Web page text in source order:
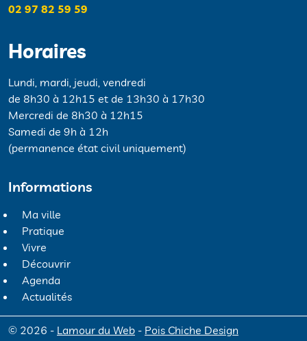
02 97 82 59 59
Horaires
Lundi, mardi, jeudi, vendredi
de 8h30 à 12h15 et de 13h30 à 17h30
Mercredi de 8h30 à 12h15
Samedi de 9h à 12h
(permanence état civil uniquement)
Informations
Ma ville
Pratique
Vivre
Découvrir
Agenda
Actualités
© 2026 - Lamour du Web - Pois Chiche Design